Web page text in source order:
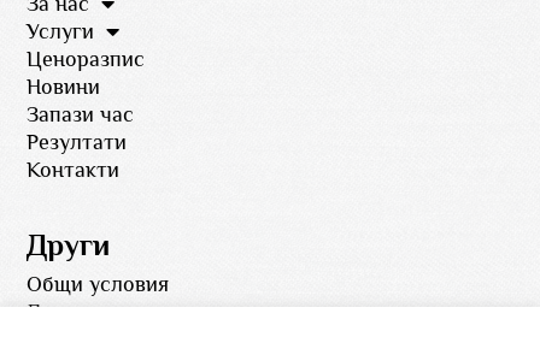
Услуги
Ценоразпис
Новини
Запази час
Резултати
Контакти
Други
Общи условия
Лични данни